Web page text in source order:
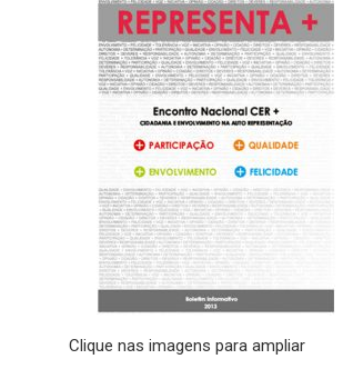
Clique nas imagens para ampliar